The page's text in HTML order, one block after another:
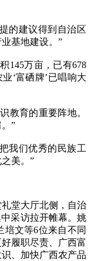
的建议得到自治区
基地建设。”
万亩，已有678
‘富硒牌’已唱响大
育的重要阵地。
”
我们优秀的民族工
美。”
堂大厅北侧，自治
采访拉开帷幕。姚
文等6位来自不同
履职尽责、广西富
、加快广西农产品